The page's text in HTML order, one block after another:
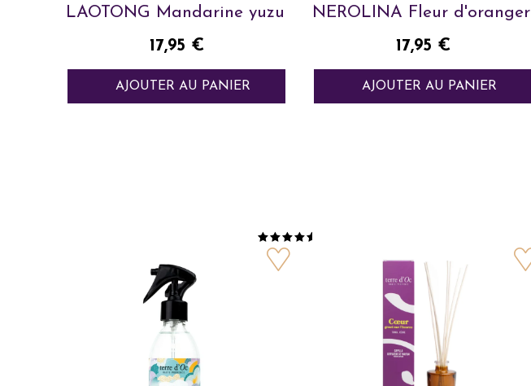
LAOTONG Mandarine yuzu
Prix
17,95 €
AJOUTER AU PANIER
NEROLINA Fleur d'oranger
Prix
17,95 €
AJOUTER AU PANIER